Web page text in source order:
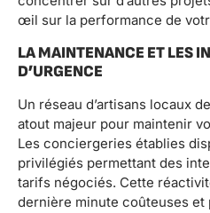
œil sur la performance de
LA MAINTENANCE ET LES
D’URGENCE
Un réseau d’artisans locaux
atout majeur pour maintenir
Les conciergeries établies
privilégiés permettant des
tarifs négociés. Cette
dernière minute coûteuses